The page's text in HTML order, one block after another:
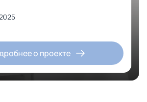
о проекте